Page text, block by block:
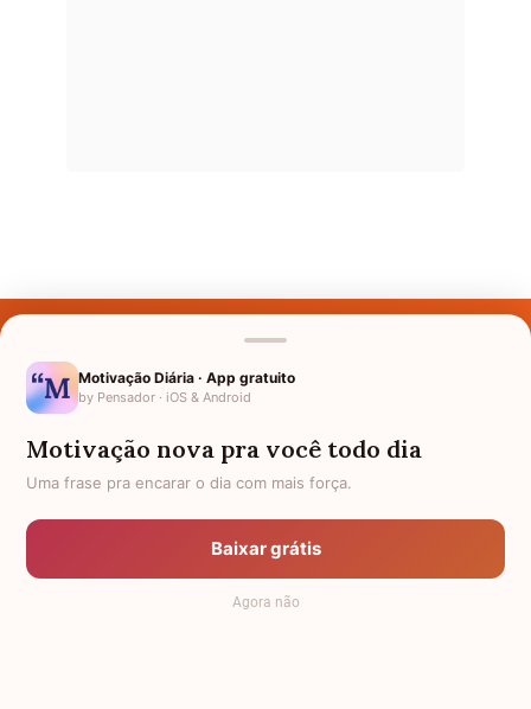
Nomes pelo Mundo
Política de Privacidade
Anuncie
Termos de Uso
Motivação Diária · App gratuito
by Pensador · iOS & Android
Motivação nova pra você todo dia
Uma frase pra encarar o dia com mais força.
Baixar grátis
Agora não